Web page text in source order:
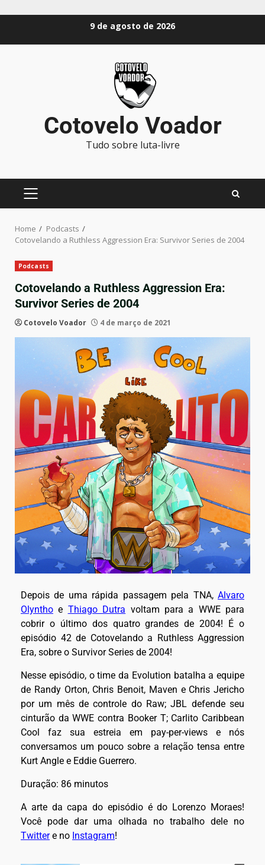
9 de agosto de 2026
Cotovelo Voador
Tudo sobre luta-livre
Home
Podcasts
Cotovelando a Ruthless Aggression Era: Survivor Series de 2004
Podcasts
Cotovelando a Ruthless Aggression Era:
Survivor Series de 2004
Cotovelo Voador 4 de março de 2021
Depois de uma rápida passagem pela TNA, Alvaro
Olyntho e Thiago Dutra voltam para a WWE para
cobrir o último dos quatro grandes de 2004! É o
episódio 42 de Cotovelando a Ruthless Aggression
Era, sobre o Survivor Series de 2004!
Nesse episódio, o time da Evolution batalha a equipe
de Randy Orton, Chris Benoit, Maven e Chris Jericho
por um mês de controle do Raw; JBL defende seu
cinturão da WWE contra Booker T; Carlito Caribbean
Cool faz sua estreia em pay-per-views e nós
conversamos um pouco sobre a relação tensa entre
Kurt Angle e Eddie Guerrero.
Duração: 86 minutos
A arte da capa do episódio é do Lorenzo Moraes!
Você pode dar uma olhada no trabalho dele no
Twittere no Instagram!